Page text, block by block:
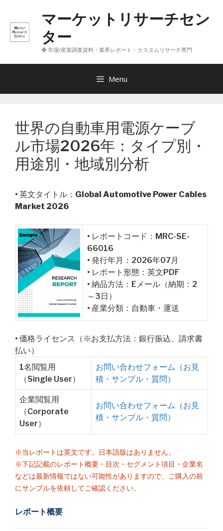
へ
マーケットリサーチセン
ター
❖ 市場/産業調査資料・業界レポート・カスタムリサーチ専門
Menu
世界の自動車用電源ケーブ
ル市場2026年：タイプ別・
用途別・地域別分析
• 英文タイトル： Global Automotive Power Cables
Market 2026
• レポートコード：MRC-SE-
66016
• 発行年月：2026年07月
• レポート形態：英文PDF
• 納品方法：Eメール（納期：2
～3日）
• 産業分類：自動車・運送
• 価格ライセンス（※お支払方法：銀行振込、請求書
払い）
1名閲覧用
（Single User）
お問い合わせフォーム（お見
積・サンプル・質問）
企業閲覧用
（Corporate
User）
お問い合わせフォーム（お見
積・サンプル・質問）
※当レポートは英文です。日本語版はありません。
※下記記載のレポート概要・目次・セグメント項目・企業名
などは最新情報ではない可能性がありますので、ご購入の前
にサンプルを依頼してご確認ください。
レポート概要